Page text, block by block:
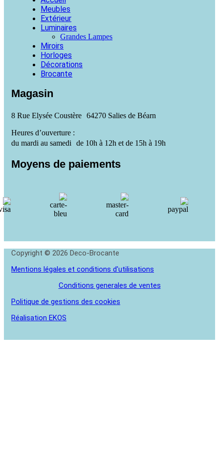
Meubles
Extérieur
Luminaires
Grandes Lampes
Miroirs
Horloges
Décorations
Brocante
Magasin
8 Rue Elysée Coustère 64270 Salies de Béarn
Heures d’ouverture :
du mardi au samedi de 10h à 12h et de 15h à 19h
Moyens de paiements
Copyright © 2026 Deco-Brocante
Mentions légales et conditions d'utilisations
Conditions generales de ventes
Politique de gestions des cookies
Réalisation EKOS